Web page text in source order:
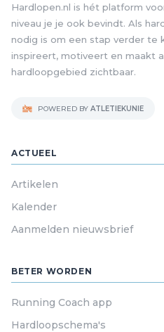
Hardlopen.nl is hét platform
niveau je je ook bevindt. Als
nodig is om een stap verder te
inspireert, motiveert en maakt
hardloopgebied zichtbaar.
POWERED BY ATLETIEKUNIE
ACTUEEL
Artikelen
Kalender
Aanmelden nieuwsbrief
BETER WORDEN
Running Coach app
Hardloopschema's